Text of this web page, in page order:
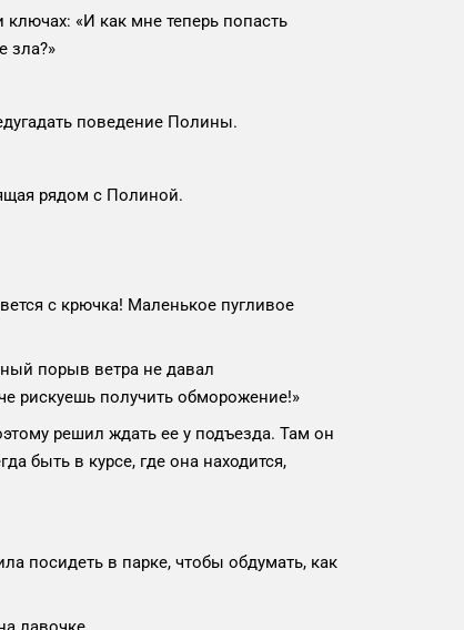
«И как мне теперь попасть
зла?»
поведение Полины.
рядом с Полиной.
с крючка! Маленькое пугливое
порыв ветра не давал
рискуешь получить обморожение!»
решил ждать ее у подъезда. Там он
быть в курсе, где она находится,
посидеть в парке, чтобы обдумать, как